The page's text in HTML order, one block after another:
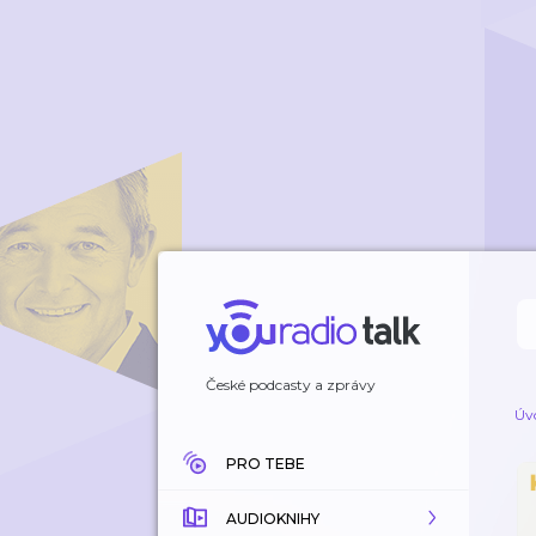
České podcasty a zprávy
PRO TEBE
AUDIOKNIHY